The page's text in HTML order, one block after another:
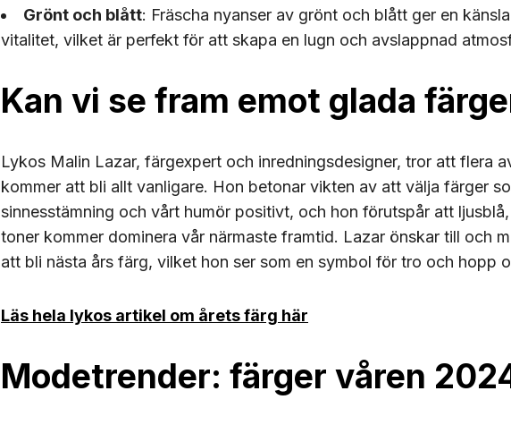
Grönt och blått: Fräscha nyanser av grönt och blått ger en
vitalitet, vilket är perfekt för att skapa en lugn och avslappnad
Kan vi se fram emot glada
Lykos Malin Lazar, färgexpert och inredningsdesigner, tror att flera
kommer att bli allt vanligare. Hon betonar vikten av att välja färger
sinnesstämning och vårt humör positivt, och hon förutspår att
toner kommer dominera vår närmaste framtid. Lazar önskar till och
att bli nästa års färg, vilket hon ser som en symbol för tro och hopp
Läs hela lykos artikel om årets färg här
Modetrender: färger våren